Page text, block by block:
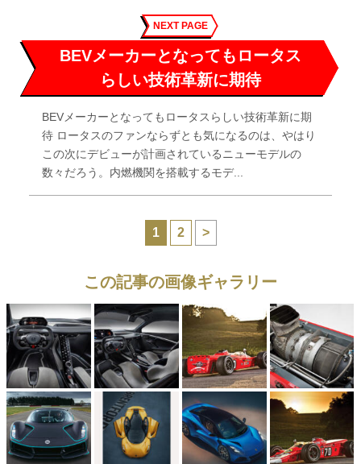
NEXT PAGE
BEVメーカーとなってもロータス
らしい技術革新に期待
BEVメーカーとなってもロータスらしい技術革新に期
待 ロータスのファンならずとも気になるのは、やはり
この次にデビューが計画されているニューモデルの
数々だろう。内燃機関を搭載するモデ...
1 2 >
この記事の画像ギャラリー